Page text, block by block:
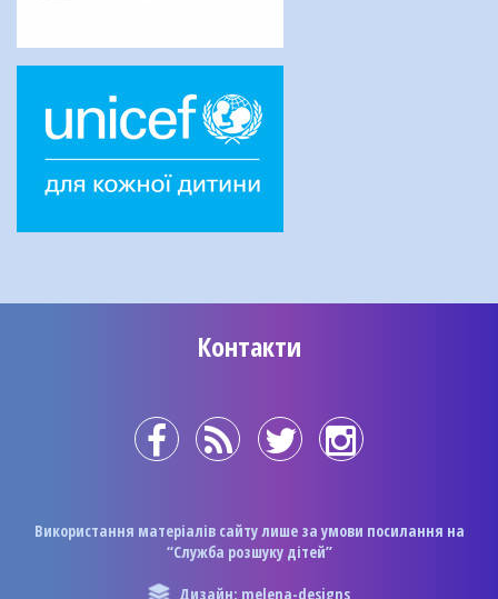
Контакти
Використання матеріалів сайту лише за умови посилання на
“Служба розшуку дітей”
Дизайн: melena-designs